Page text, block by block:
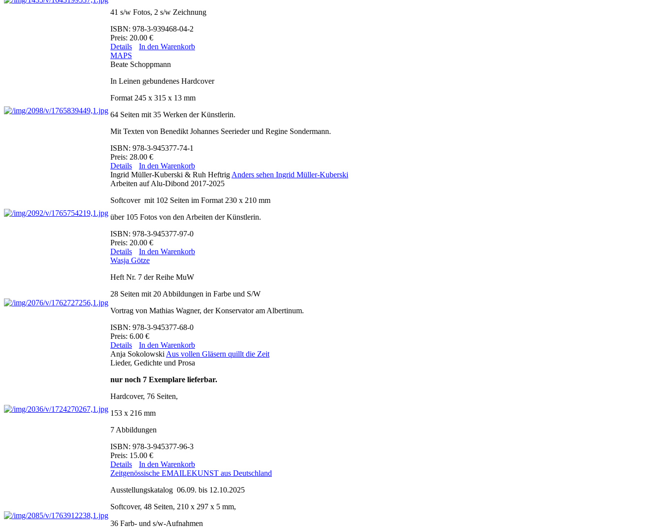
41 s/w Fotos, 2 s/w Zeichnung
ISBN: 978-3-939468-04-2
Preis: 20.00 €
Details
In den Warenkorb
MAPS
Beate Schoppmann
In Leinen gebundenes Hardcover
Format 245 x 315 x 13 mm
64 Seiten mit 35 Werken der Künstlerin.
Mit Texten von Benedikt Johannes Seerieder und Regine Sondermann.
ISBN: 978-3-945377-74-1
Preis: 28.00 €
Details
In den Warenkorb
Ingrid Müller-Kuberski & Ruh Heftrig Anders sehen Ingrid Müller-Kuberski
Arbeiten auf Alu-Dibond 2017-2025
Softcover mit 102 Seiten im Format 230 x 210 mm
über 105 Fotos von den Arbeiten der Künstlerin.
ISBN: 978-3-945377-97-0
Preis: 20.00 €
Details
In den Warenkorb
Wasja Götze
Heft Nr. 7 der Reihe MuW
28 Seiten mit 20 Abbildungen in Farbe und S/W
Vortrag von Mathias Wagner, der Konservator am Albertinum.
ISBN: 978-3-945377-68-0
Preis: 6.00 €
Details
In den Warenkorb
Anja Sokolowski Aus vollen Gläsern quillt die Zeit
Lieder, Gedichte und Prosa
nur noch 7 Exemplare lieferbar.
Hardcover, 76 Seiten,
153 x 216 mm
7 Abbildungen
ISBN: 978-3-945377-96-3
Preis: 15.00 €
Details
In den Warenkorb
Zeitgenössische EMAILEKUNST aus Deutschland
Ausstellungskatalog 06.09. bis 12.10.2025
Softcover, 48 Seiten, 210 x 297 x 5 mm,
36 Farb- und s/w-Aufnahmen